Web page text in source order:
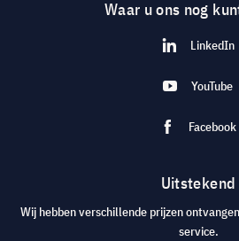
Waar u ons nog
LinkedIn
YouTube
Facebook
Uitstekend
Wij hebben verschillende prijzen
service.